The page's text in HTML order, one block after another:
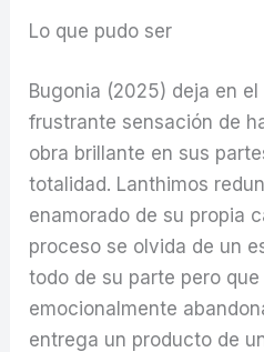
Lo que pudo ser
Bugonia (2025) deja en
frustrante sensación de
obra brillante en sus
totalidad. Lanthimos
enamorado de su propia
proceso se olvida de un
todo de su parte pero
emocionalmente
entrega un producto de